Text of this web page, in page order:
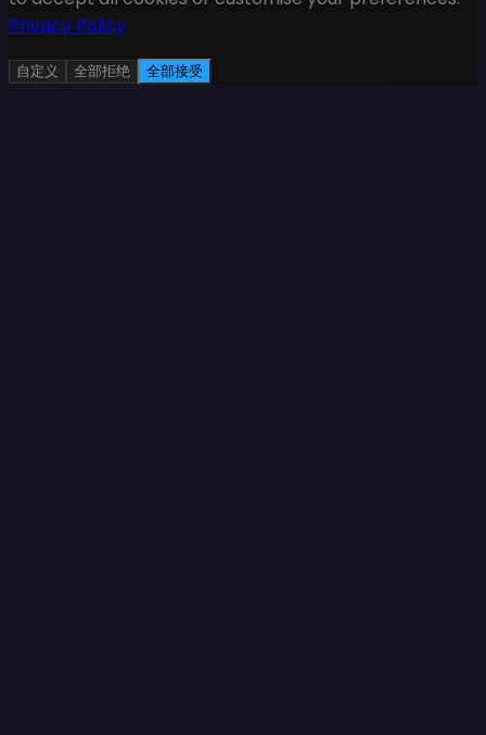
Privacy Policy
自定义 全部拒绝 全部接受